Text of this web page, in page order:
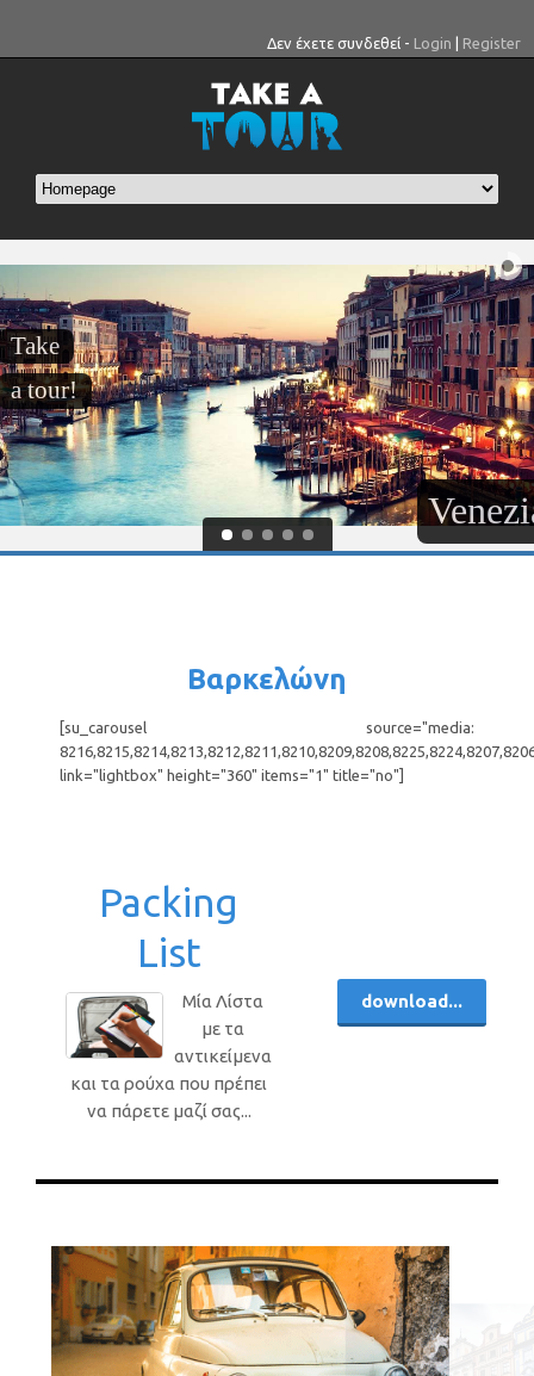
Δεν έχετε συνδεθεί - Login Register
Take
a tour!
Βαρκελώνη
[su_carousel source="media:
link="lightbox" height="360" items="1" title="no"]
Packing
List
Μία Λίστα
με τα
αντικείμενα
και τα ρούχα που πρέπει
να πάρετε μαζί σας...
download...